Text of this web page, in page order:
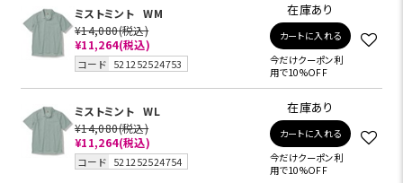
ミストミント
WM
¥14,080(税込)
¥11,264(税込)
コード 521252524753
在庫あり
カートに入れる
今だけクーポン利
用で10%OFF
ミストミント
WL
¥14,080(税込)
¥11,264(税込)
コード 521252524754
在庫あり
カートに入れる
今だけクーポン利
用で10%OFF